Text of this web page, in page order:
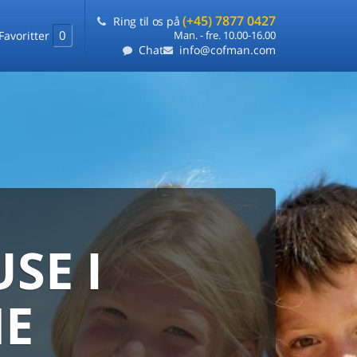
Favoritter 0
Ring til os på (+45) 7877 0427
Man. - fre. 10.00-16.00
Chat info@cofman.com
I
laveste pris
ét sted